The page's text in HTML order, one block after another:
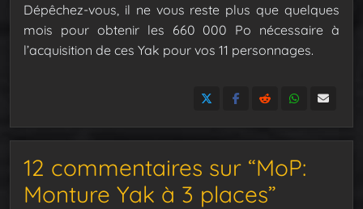
Dépêchez-vous, il ne vous reste plus que quelques
mois pour obtenir les 660 000 Po nécessaire à
l’acquisition de ces Yak pour vos 11 personnages.
12 commentaires sur “MoP:
Monture Yak à 3 places”